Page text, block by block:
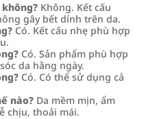
Không. Kết cấu
gây bết dính trên da.
Có. Kết cấu nhẹ phù hợp
Có. Sản phẩm phù hợp
da hằng ngày.
Có. Có thể sử dụng cả
nào? Da mềm mịn, ẩm
chịu, thoải mái.